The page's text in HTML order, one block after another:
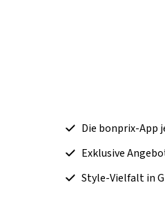
Die bonprix-App
Exklusive
Style-Vielfalt in